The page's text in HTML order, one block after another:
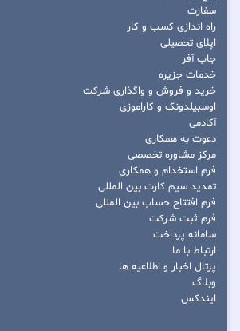
سفارت
راه اندازی کسب و کار
اپلای تحصیلی
جاب آفر
خدمات جزیره
خرید و فروش و واگذاری شرکت
اوسبیلدونگ و کاراموزی
آکادمی
دعوت به همکاری
مرکز مشاوره تخصصی
فرم استخدام و همکاری
تمدید سیم کارت بین المللی
فرم افتتاح حساب بین المللی
فرم ثبت شرکت
سامانه پرداخت
ارتباط با ما
پرتال اخبار و اطلاعیه ها
وبلاگ
ایندکس